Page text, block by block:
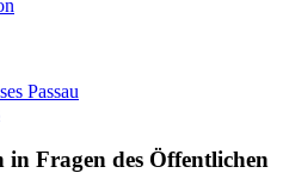
Passau
Fragen des Öffentlichen